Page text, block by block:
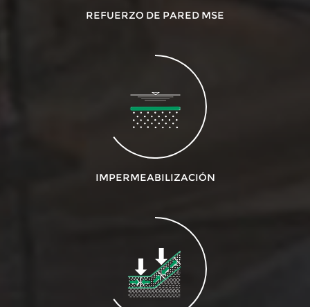
REFUERZO DE PARED MSE
IMPERMEABILIZACIÓN